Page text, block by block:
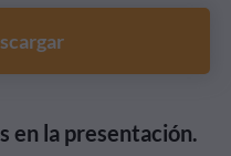
en la presentación.